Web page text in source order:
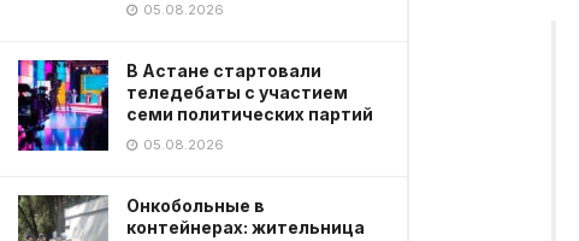
05.08.2026
В Астане стартовали
теледебаты с участием
семи политических партий
05.08.2026
Онкобольные в
контейнерах: жительница